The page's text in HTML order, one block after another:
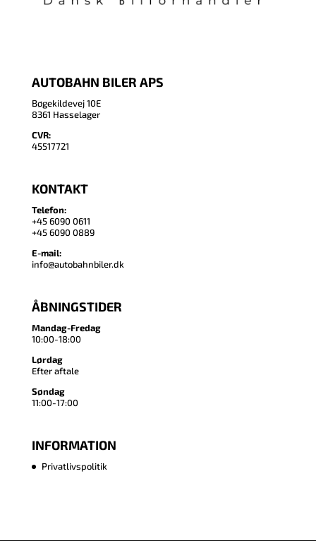
AUTOBAHN BILER APS
Bøgekildevej 10E
8361 Hasselager
CVR:
45517721
KONTAKT
Telefon:
+45 6090 0611
+45 6090 0889
E-mail:
info@autobahnbiler.dk
ÅBNINGSTIDER
Mandag-Fredag
10:00-18:00
Lørdag
Efter aftale
Søndag
11:00-17:00
INFORMATION
Privatlivspolitik